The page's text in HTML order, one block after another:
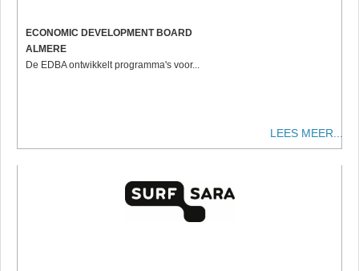
ECONOMIC DEVELOPMENT BOARD
ALMERE
De EDBA ontwikkelt programma's voor...
LEES MEER...